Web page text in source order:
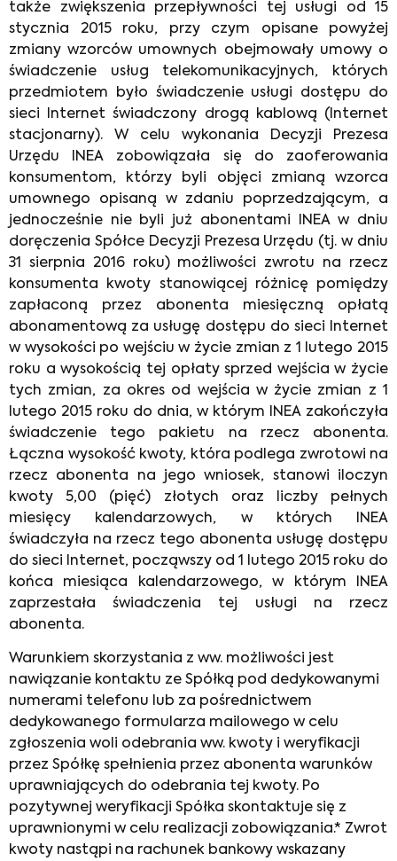
także zwiększenia przepływności tej usługi od 15
stycznia 2015 roku, przy czym opisane powyżej
zmiany wzorców umownych obejmowały umowy o
świadczenie usług telekomunikacyjnych, których
przedmiotem było świadczenie usługi dostępu do
sieci Internet świadczony drogą kablową (Internet
stacjonarny). W celu wykonania Decyzji Prezesa
Urzędu INEA zobowiązała się do zaoferowania
konsumentom, którzy byli objęci zmianą wzorca
umownego opisaną w zdaniu poprzedzającym, a
jednocześnie nie byli już abonentami INEA w dniu
doręczenia Spółce Decyzji Prezesa Urzędu (tj. w dniu
31 sierpnia 2016 roku) możliwości zwrotu na rzecz
konsumenta kwoty stanowiącej różnicę pomiędzy
zapłaconą przez abonenta miesięczną opłatą
abonamentową za usługę dostępu do sieci Internet
w wysokości po wejściu w życie zmian z 1 lutego 2015
roku a wysokością tej opłaty sprzed wejścia w życie
tych zmian, za okres od wejścia w życie zmian z 1
lutego 2015 roku do dnia, w którym INEA zakończyła
świadczenie tego pakietu na rzecz abonenta.
Łączna wysokość kwoty, która podlega zwrotowi na
rzecz abonenta na jego wniosek, stanowi iloczyn
kwoty 5,00 (pięć) złotych oraz liczby pełnych
miesięcy kalendarzowych, w których INEA
świadczyła na rzecz tego abonenta usługę dostępu
do sieci Internet, począwszy od 1 lutego 2015 roku do
końca miesiąca kalendarzowego, w którym INEA
zaprzestała świadczenia tej usługi na rzecz
abonenta.
Warunkiem skorzystania z ww. możliwości jest
nawiązanie kontaktu ze Spółką pod dedykowanymi
numerami telefonu lub za pośrednictwem
dedykowanego formularza mailowego w celu
zgłoszenia woli odebrania ww. kwoty i weryfikacji
przez Spółkę spełnienia przez abonenta warunków
uprawniających do odebrania tej kwoty. Po
pozytywnej weryfikacji Spółka skontaktuje się z
uprawnionymi w celu realizacji zobowiązania.* Zwrot
kwoty nastąpi na rachunek bankowy wskazany